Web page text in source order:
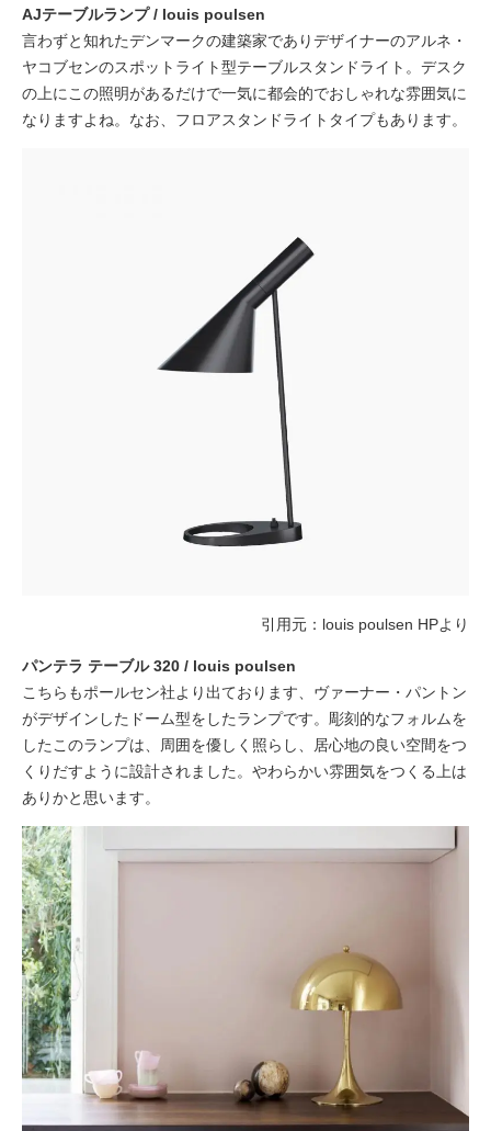
AJテーブルランプ / louis poulsen
言わずと知れたデンマークの建築家でありデザイナーのアルネ・
ヤコブセンのスポットライト型テーブルスタンドライト。デスク
の上にこの照明があるだけで一気に都会的でおしゃれな雰囲気に
なりますよね。なお、フロアスタンドライトタイプもあります。
引用元：louis poulsen HPより
パンテラ テーブル 320 / louis poulsen
こちらもポールセン社より出ております、ヴァーナー・パントン
がデザインしたドーム型をしたランプです。彫刻的なフォルムを
したこのランプは、周囲を優しく照らし、居心地の良い空間をつ
くりだすように設計されました。やわらかい雰囲気をつくる上は
ありかと思います。